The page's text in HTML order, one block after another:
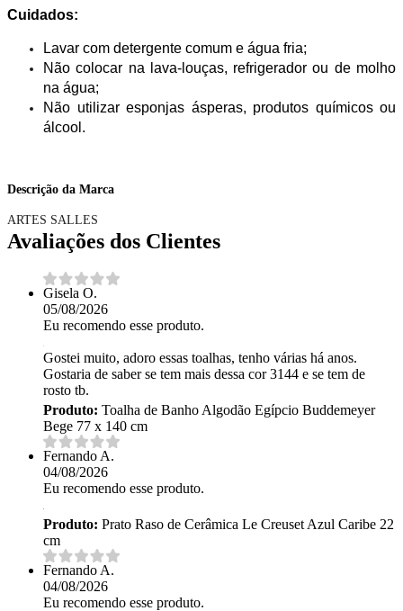
Cuidados:
Lavar com detergente comum e água fria;
Não colocar na lava-louças, refrigerador ou de molho
na água;
Não utilizar esponjas ásperas, produtos químicos ou
álcool.
Descrição da Marca
ARTES SALLES
Avaliações dos Clientes
Gisela O.
05/08/2026
Eu recomendo esse produto.
Gostei muito, adoro essas toalhas, tenho várias há anos.
Gostaria de saber se tem mais dessa cor 3144 e se tem de
rosto tb.
Produto: Toalha de Banho Algodão Egípcio Buddemeyer
Bege 77 x 140 cm
Fernando A.
04/08/2026
Eu recomendo esse produto.
Produto: Prato Raso de Cerâmica Le Creuset Azul Caribe 22
cm
Fernando A.
04/08/2026
Eu recomendo esse produto.